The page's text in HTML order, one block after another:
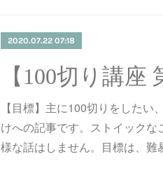
2020.07.22 07:18
【目標】主に100切りをしたい
けへの記事です。ストイック
様な話はしません。目標は、